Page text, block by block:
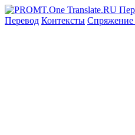
Перевод Контексты Спряжение